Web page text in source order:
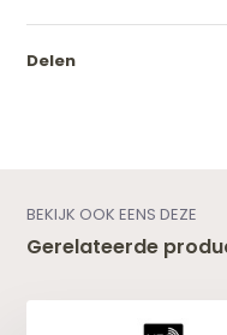
Delen
BEKIJK OOK EENS DEZE
Gerelateerde